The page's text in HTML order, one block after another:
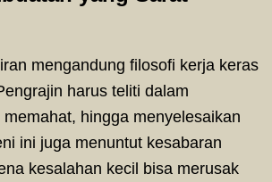
mengandung filosofi kerja keras
harus teliti dalam
hingga menyelesaikan
ini juga menuntut kesabaran
kesalahan kecil bisa merusak